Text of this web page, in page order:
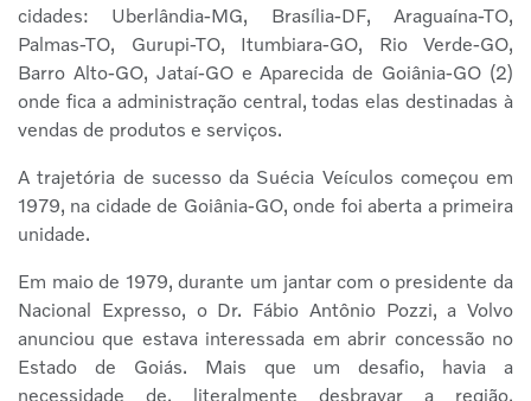
cidades: Uberlândia-MG, Brasília-DF, Araguaína-TO,
Palmas-TO, Gurupi-TO, Itumbiara-GO, Rio Verde-GO,
Barro Alto-GO, Jataí-GO e Aparecida de Goiânia-GO (2)
onde fica a administração central, todas elas destinadas à
vendas de produtos e serviços.
A trajetória de sucesso da Suécia Veículos começou em
1979, na cidade de Goiânia-GO, onde foi aberta a primeira
unidade.
Em maio de 1979, durante um jantar com o presidente da
Nacional Expresso, o Dr. Fábio Antônio Pozzi, a Volvo
anunciou que estava interessada em abrir concessão no
Estado de Goiás. Mais que um desafio, havia a
necessidade de, literalmente desbravar a região,